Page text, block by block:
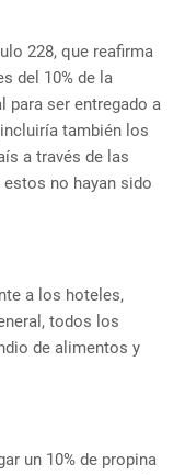
228, que reafirma
del 10% de la
para ser entregado a
también los
a través de las
no hayan sido
a los hoteles,
todos los
de alimentos y
un 10% de propina